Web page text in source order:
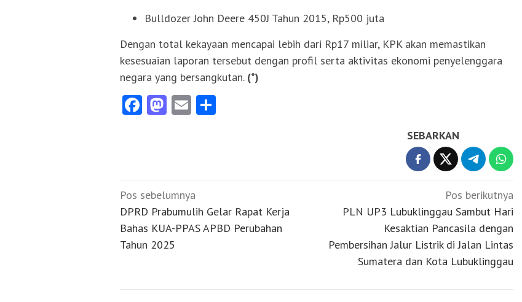
Bulldozer John Deere 450J Tahun 2015, Rp500 juta
Dengan total kekayaan mencapai lebih dari Rp17 miliar, KPK akan memastikan
kesesuaian laporan tersebut dengan profil serta aktivitas ekonomi penyelenggara
negara yang bersangkutan. (*)
Facebook
Mastodon
Email
SEBARKAN
Navigasi
pos
Pos sebelumnya
DPRD Prabumulih Gelar Rapat Kerja
Bahas KUA-PPAS APBD Perubahan
Tahun 2025
Pos berikutnya
PLN UP3 Lubuklinggau Sambut Hari
Kesaktian Pancasila dengan
Pembersihan Jalur Listrik di Jalan Lintas
Sumatera dan Kota Lubuklinggau